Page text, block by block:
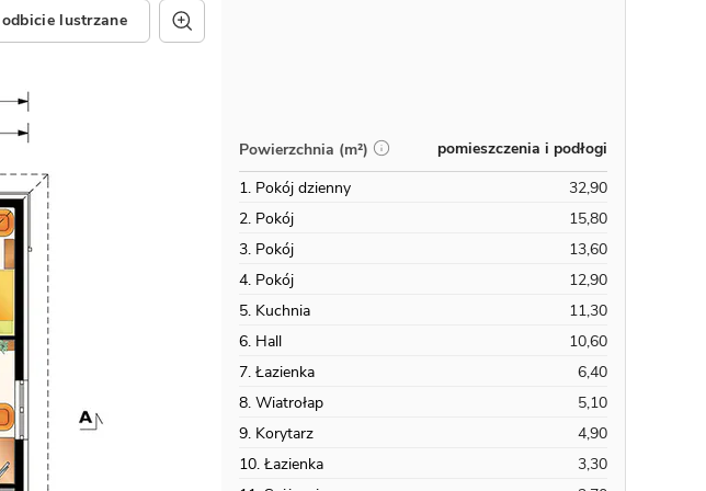
lustrzane
Powierzchnia (m²)
pomieszczenia i podłogi
1. Pokój dzienny
32,90
2. Pokój
15,80
3. Pokój
13,60
4. Pokój
12,90
5. Kuchnia
11,30
6. Hall
10,60
7. Łazienka
6,40
8. Wiatrołap
5,10
9. Korytarz
4,90
10. Łazienka
3,30